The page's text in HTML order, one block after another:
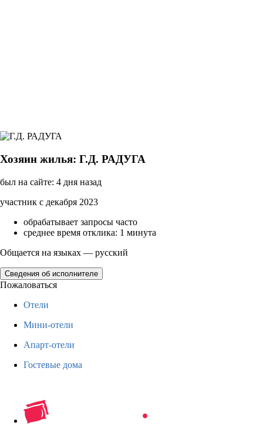
Хозяин жилья: Г.Д. РАДУГА
был на сайте: 4 дня назад
участник с декабря 2023
обрабатывает запросы часто
среднее время отклика: 1 минута
Общается на языках — русский
Сведения об исполнителе
Пожаловаться
Отели
Мини-отели
Апарт-отели
Гостевые дома